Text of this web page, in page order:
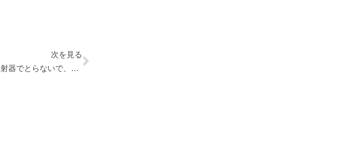
次を見る
ないで、まず【火療】を